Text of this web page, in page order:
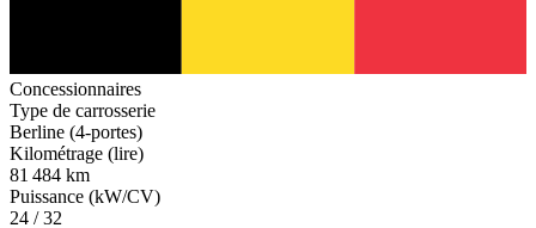
Concessionnaires
Type de carrosserie
Berline (4-portes)
Kilométrage (lire)
81 484 km
Puissance (kW/CV)
24 / 32